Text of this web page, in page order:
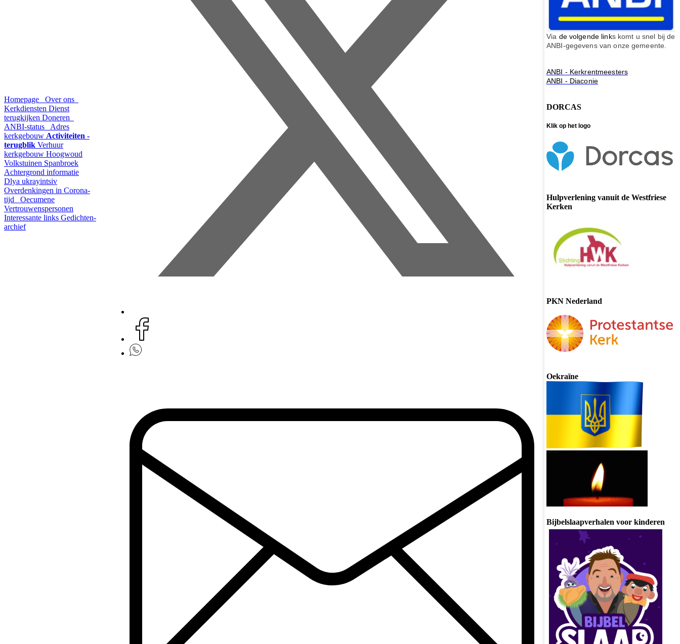
Homepage
Over ons
Kerkdiensten Dienst
terugkijken Doneren
ANBI-status
Adres
kerkgebouw Activiteiten -
terugblik Verhuur
kerkgebouw Hoogwoud
Volkstuinen Spanbroek
Achtergrond informatie
Dlya ukrayintsiv
Overdenkingen in Corona-
tijd
Oecumene
Vertrouwenspersonen
Interessante links Gedichten-
archief
Via de volgende links komt u snel bij de
ANBI-gegevens van onze gemeente.
ANBI - Kerkrentmeesters
ANBI - Diaconie
DORCAS
Klik op het logo
Hulpverlening vanuit de Westfriese
Kerken
PKN Nederland
Oekraïne
Bijbelslaapverhalen voor kinderen